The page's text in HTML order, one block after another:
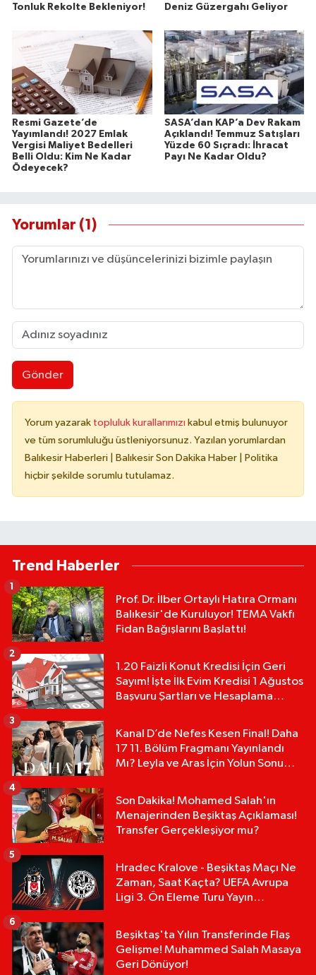
Tonluk Rekolte Bekleniyor!
Deniz Güzergahı Geliyor
Resmi Gazete’de
Yayımlandı! 2027 Emlak
Vergisi Maliyet Bedelleri
Belli Oldu: Kim Ne Kadar
Ödeyecek?
SASA’dan KAP’a Dev Rakam
Açıklandı! Temmuz Satışları
Yüzde 60 Sıçradı: İhracat
Payı Ne Kadar Oldu?
Yorumlar (1)
Gönder
Yorum yazarak topluluk kurallarımızı kabul etmiş bulunuyor
ve tüm sorumluluğu üstleniyorsunuz. Yazılan yorumlardan
Balıkesir Haberleri | Balıkesir Son Dakika Haber | Politika
hiçbir şekilde sorumlu tutulamaz.
Trend Haberler
Prof. Dr. İlber Ortaylı Hatıra Ormanı
Balıkesir'de Kuruluyor! TEMA Vakfı
Fidan Bağışlarını Başlattı!
1
1.20 Faizli Konut Kredisi İçin Geri
Sayım! İşte İlk Evim Kredisi 1 Ağustos
Başvuru Şartları ve Hesaplama
2
Kanal D’de Nefes Kesen Final! Daha
17 11. Bölüm Fragmanı Yayınlandı
Mı? Leyla ve Aras İçin Yolun Sonu
3
Son Dakika! Mohamed Salah'ın
Menajerinden Beşiktaş Açıklaması!
Transfer Gerçekleşiyor mu?
4
Hradec Kralove - Beşiktaş Maçı Ne
Zaman, Saat Kaçta? UEFA Avrupa
Ligi 3. Ön Eleme Turu Yayın
5
Beşiktaş'ta Yılın Transferinde Flaş
Gelişme! Muhammed Salah Masaya
Geri Dönüyor!
6